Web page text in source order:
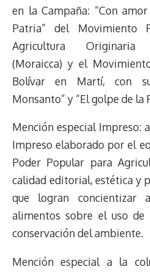
en la Campaña: “Con
Patria” del Movimiento
Agricultura Originaria
(Moraicca) y el
Bolívar en Martí, con
Monsanto” y “El golpe de la
Mención especial Impreso:
Impreso elaborado por el
Poder Popular para
calidad editorial, estética y
que logran concientizar
alimentos sobre el uso de
conservación del ambiente.
Mención especial a la